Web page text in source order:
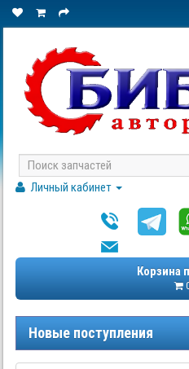
Личный кабинет
Корзина
Новые поступления